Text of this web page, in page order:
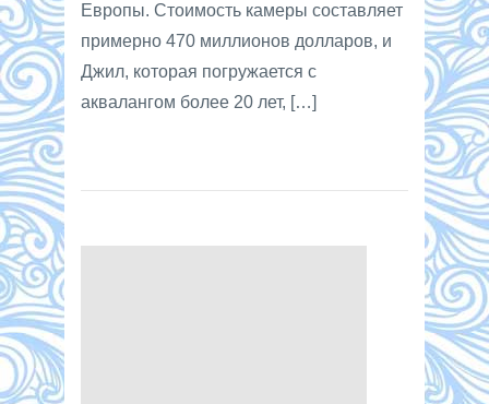
Европы. Стоимость камеры составляет
примерно 470 миллионов долларов, и
Джил, которая погружается с
аквалангом более 20 лет, […]